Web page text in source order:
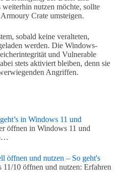
nutzen möchte, sollte
Crate umsteigen.
sobald keine veralteten,
werden. Die Windows-
und Vulnerable
stets aktiviert bleiben, denn sie
Angriffen.
in Windows 11 und
öffnen in Windows 11 und
öffnen und nutzen – So geht's
10 öffnen und nutzen: Erfahren